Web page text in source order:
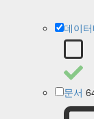
데이
문서